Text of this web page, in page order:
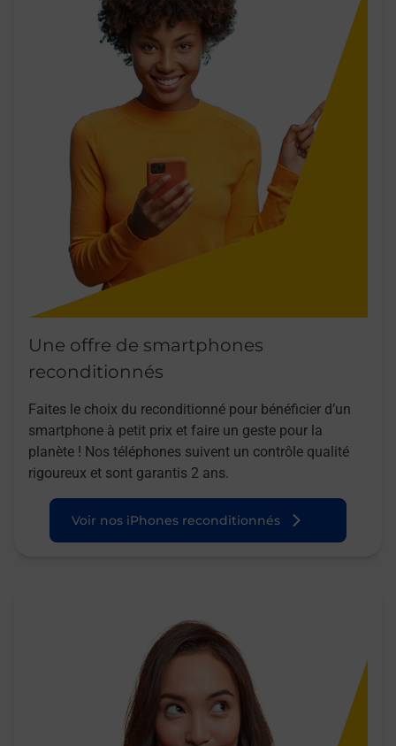
Une offre de smartphones
reconditionnés
Faites le choix du reconditionné pour bénéficier d’un
smartphone à petit prix et faire un geste pour la
planète ! Nos téléphones suivent un contrôle qualité
rigoureux et sont garantis 2 ans.
Voir nos iPhones reconditionnés